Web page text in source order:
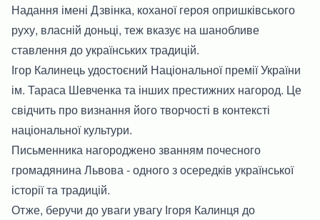
Надання імені Дзвінка, коханої героя опришківського
руху, власній доньці, теж вказує на шанобливе
ставлення до українських традицій.
Ігор Калинець удостоєний Національної премії України
ім. Тараса Шевченка та інших престижних нагород. Це
свідчить про визнання його творчості в контексті
національної культури.
Письменника нагороджено званням почесного
громадянина Львова - одного з осередків української
історії та традицій.
Отже, беручи до уваги увагу Ігоря Калинця до